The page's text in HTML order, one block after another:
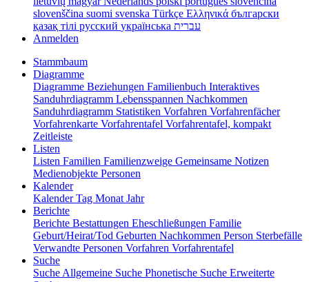
slovenščina suomi svenska Türkçe Ελληνικά български
қазақ тілі русский українська עברית
Anmelden
Stammbaum
Diagramme
Diagramme Beziehungen Familienbuch Interaktives
Sanduhrdiagramm Lebensspannen Nachkommen
Sanduhrdiagramm Statistiken Vorfahren Vorfahrenfächer
Vorfahrenkarte Vorfahrentafel Vorfahrentafel, kompakt
Zeitleiste
Listen
Listen Familien Familienzweige Gemeinsame Notizen
Medienobjekte Personen
Kalender
KalenderTag Monat Jahr
Berichte
Berichte Bestattungen Eheschließungen Familie
Geburt/Heirat/Tod Geburten Nachkommen Person Sterbefälle
Verwandte Personen Vorfahren Vorfahrentafel
Suche
Suche Allgemeine Suche Phonetische Suche Erweiterte